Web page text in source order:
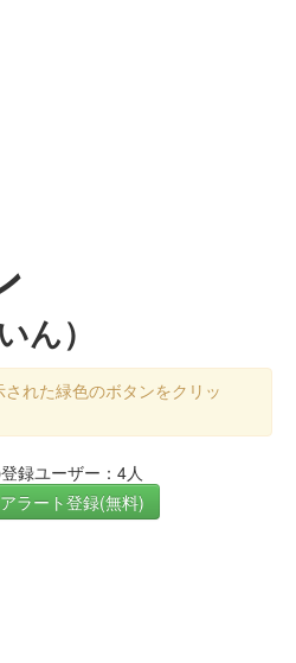
ん）
された緑色のボタンをクリッ
録ユーザー：4人
ラート登録(無料)